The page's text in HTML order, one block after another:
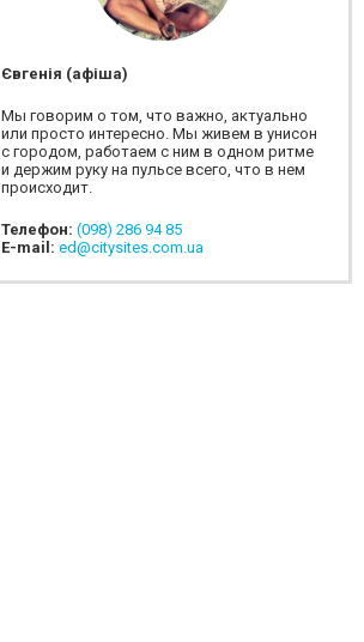
Євгенія (афіша)
Мы говорим о том, что важно, актуально
или просто интересно. Мы живем в унисон
с городом, работаем с ним в одном ритме
и держим руку на пульсе всего, что в нем
происходит.
Телефон: (098) 286 94 85
E-mail: ed@citysites.com.ua